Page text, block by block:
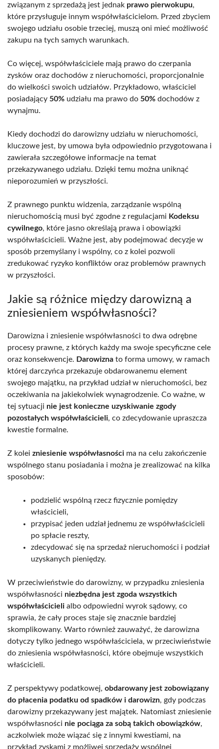
związanym z sprzedażą jest jednak prawo pierwokupu,
które przysługuje innym współwłaścicielom. Przed zbyciem
swojego udziału osobie trzeciej, muszą oni mieć możliwość
zakupu na tych samych warunkach.
Co więcej, współwłaściciele mają prawo do czerpania
zysków oraz dochodów z nieruchomości, proporcjonalnie
do wielkości swoich udziałów. Przykładowo, właściciel
posiadający 50% udziału ma prawo do 50% dochodów z
wynajmu.
Kiedy dochodzi do darowizny udziału w nieruchomości,
kluczowe jest, by umowa była odpowiednio przygotowana i
zawierała szczegółowe informacje na temat
przekazywanego udziału. Dzięki temu można uniknąć
nieporozumień w przyszłości.
Z prawnego punktu widzenia, zarządzanie wspólną
nieruchomością musi być zgodne z regulacjami Kodeksu
cywilnego, które jasno określają prawa i obowiązki
współwłaścicieli. Ważne jest, aby podejmować decyzje w
sposób przemyślany i wspólny, co z kolei pozwoli
zredukować ryzyko konfliktów oraz problemów prawnych
w przyszłości.
Jakie są różnice między darowizną a
zniesieniem współwłasności?
Darowizna i zniesienie współwłasności to dwa odrębne
procesy prawne, z których każdy ma swoje specyficzne cele
oraz konsekwencje. Darowizna to forma umowy, w ramach
której darczyńca przekazuje obdarowanemu element
swojego majątku, na przykład udział w nieruchomości, bez
oczekiwania na jakiekolwiek wynagrodzenie. Co ważne, w
tej sytuacji nie jest konieczne uzyskiwanie zgody
pozostałych współwłaścicieli, co zdecydowanie upraszcza
kwestie formalne.
Z kolei zniesienie współwłasności ma na celu zakończenie
wspólnego stanu posiadania i można je zrealizować na kilka
sposobów:
podzielić wspólną rzecz fizycznie pomiędzy
właścicieli,
przypisać jeden udział jednemu ze współwłaścicieli
po spłacie reszty,
zdecydować się na sprzedaż nieruchomości i podział
uzyskanych pieniędzy.
W przeciwieństwie do darowizny, w przypadku zniesienia
współwłasności niezbędna jest zgoda wszystkich
współwłaścicieli albo odpowiedni wyrok sądowy, co
sprawia, że cały proces staje się znacznie bardziej
skomplikowany. Warto również zauważyć, że darowizna
dotyczy tylko jednego współwłaściciela, w przeciwieństwie
do zniesienia współwłasności, które obejmuje wszystkich
właścicieli.
Z perspektywy podatkowej, obdarowany jest zobowiązany
do płacenia podatku od spadków i darowizn, gdy podczas
darowizny przekazywany jest majątek. Natomiast zniesienie
współwłasności nie pociąga za sobą takich obowiązków,
aczkolwiek może wiązać się z innymi kwestiami, na
przykład zyskami z możliwej sprzedaży wspólnej